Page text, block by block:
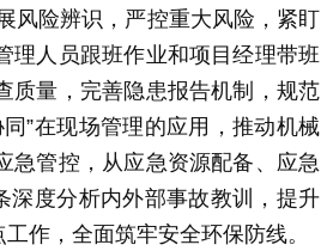
风险辨识，严控重大风险，紧盯
理人员跟班作业和项目经理带班
质量，完善隐患报告机制，规范
”在现场管理的应用，推动机械
急管控，从应急资源配备、应急
深度分析内外部事故教训，提升
作，全面筑牢安全环保防线。